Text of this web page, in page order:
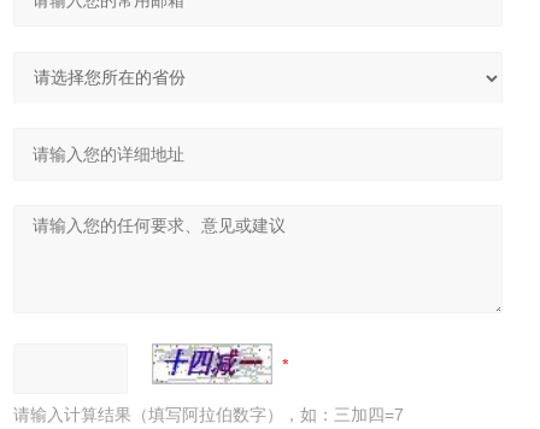
请输入计算结果（填写阿拉伯数字），如：三加四=7